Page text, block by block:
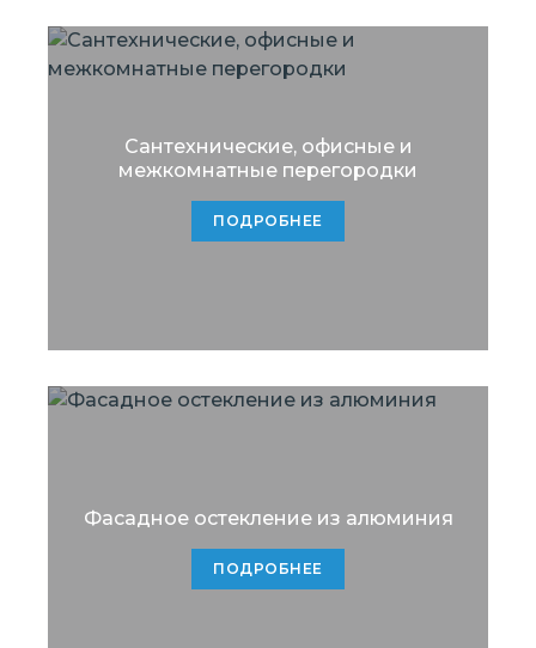
Сантехнические, офисные и
межкомнатные перегородки
ПОДРОБНЕЕ
Фасадное остекление из алюминия
ПОДРОБНЕЕ